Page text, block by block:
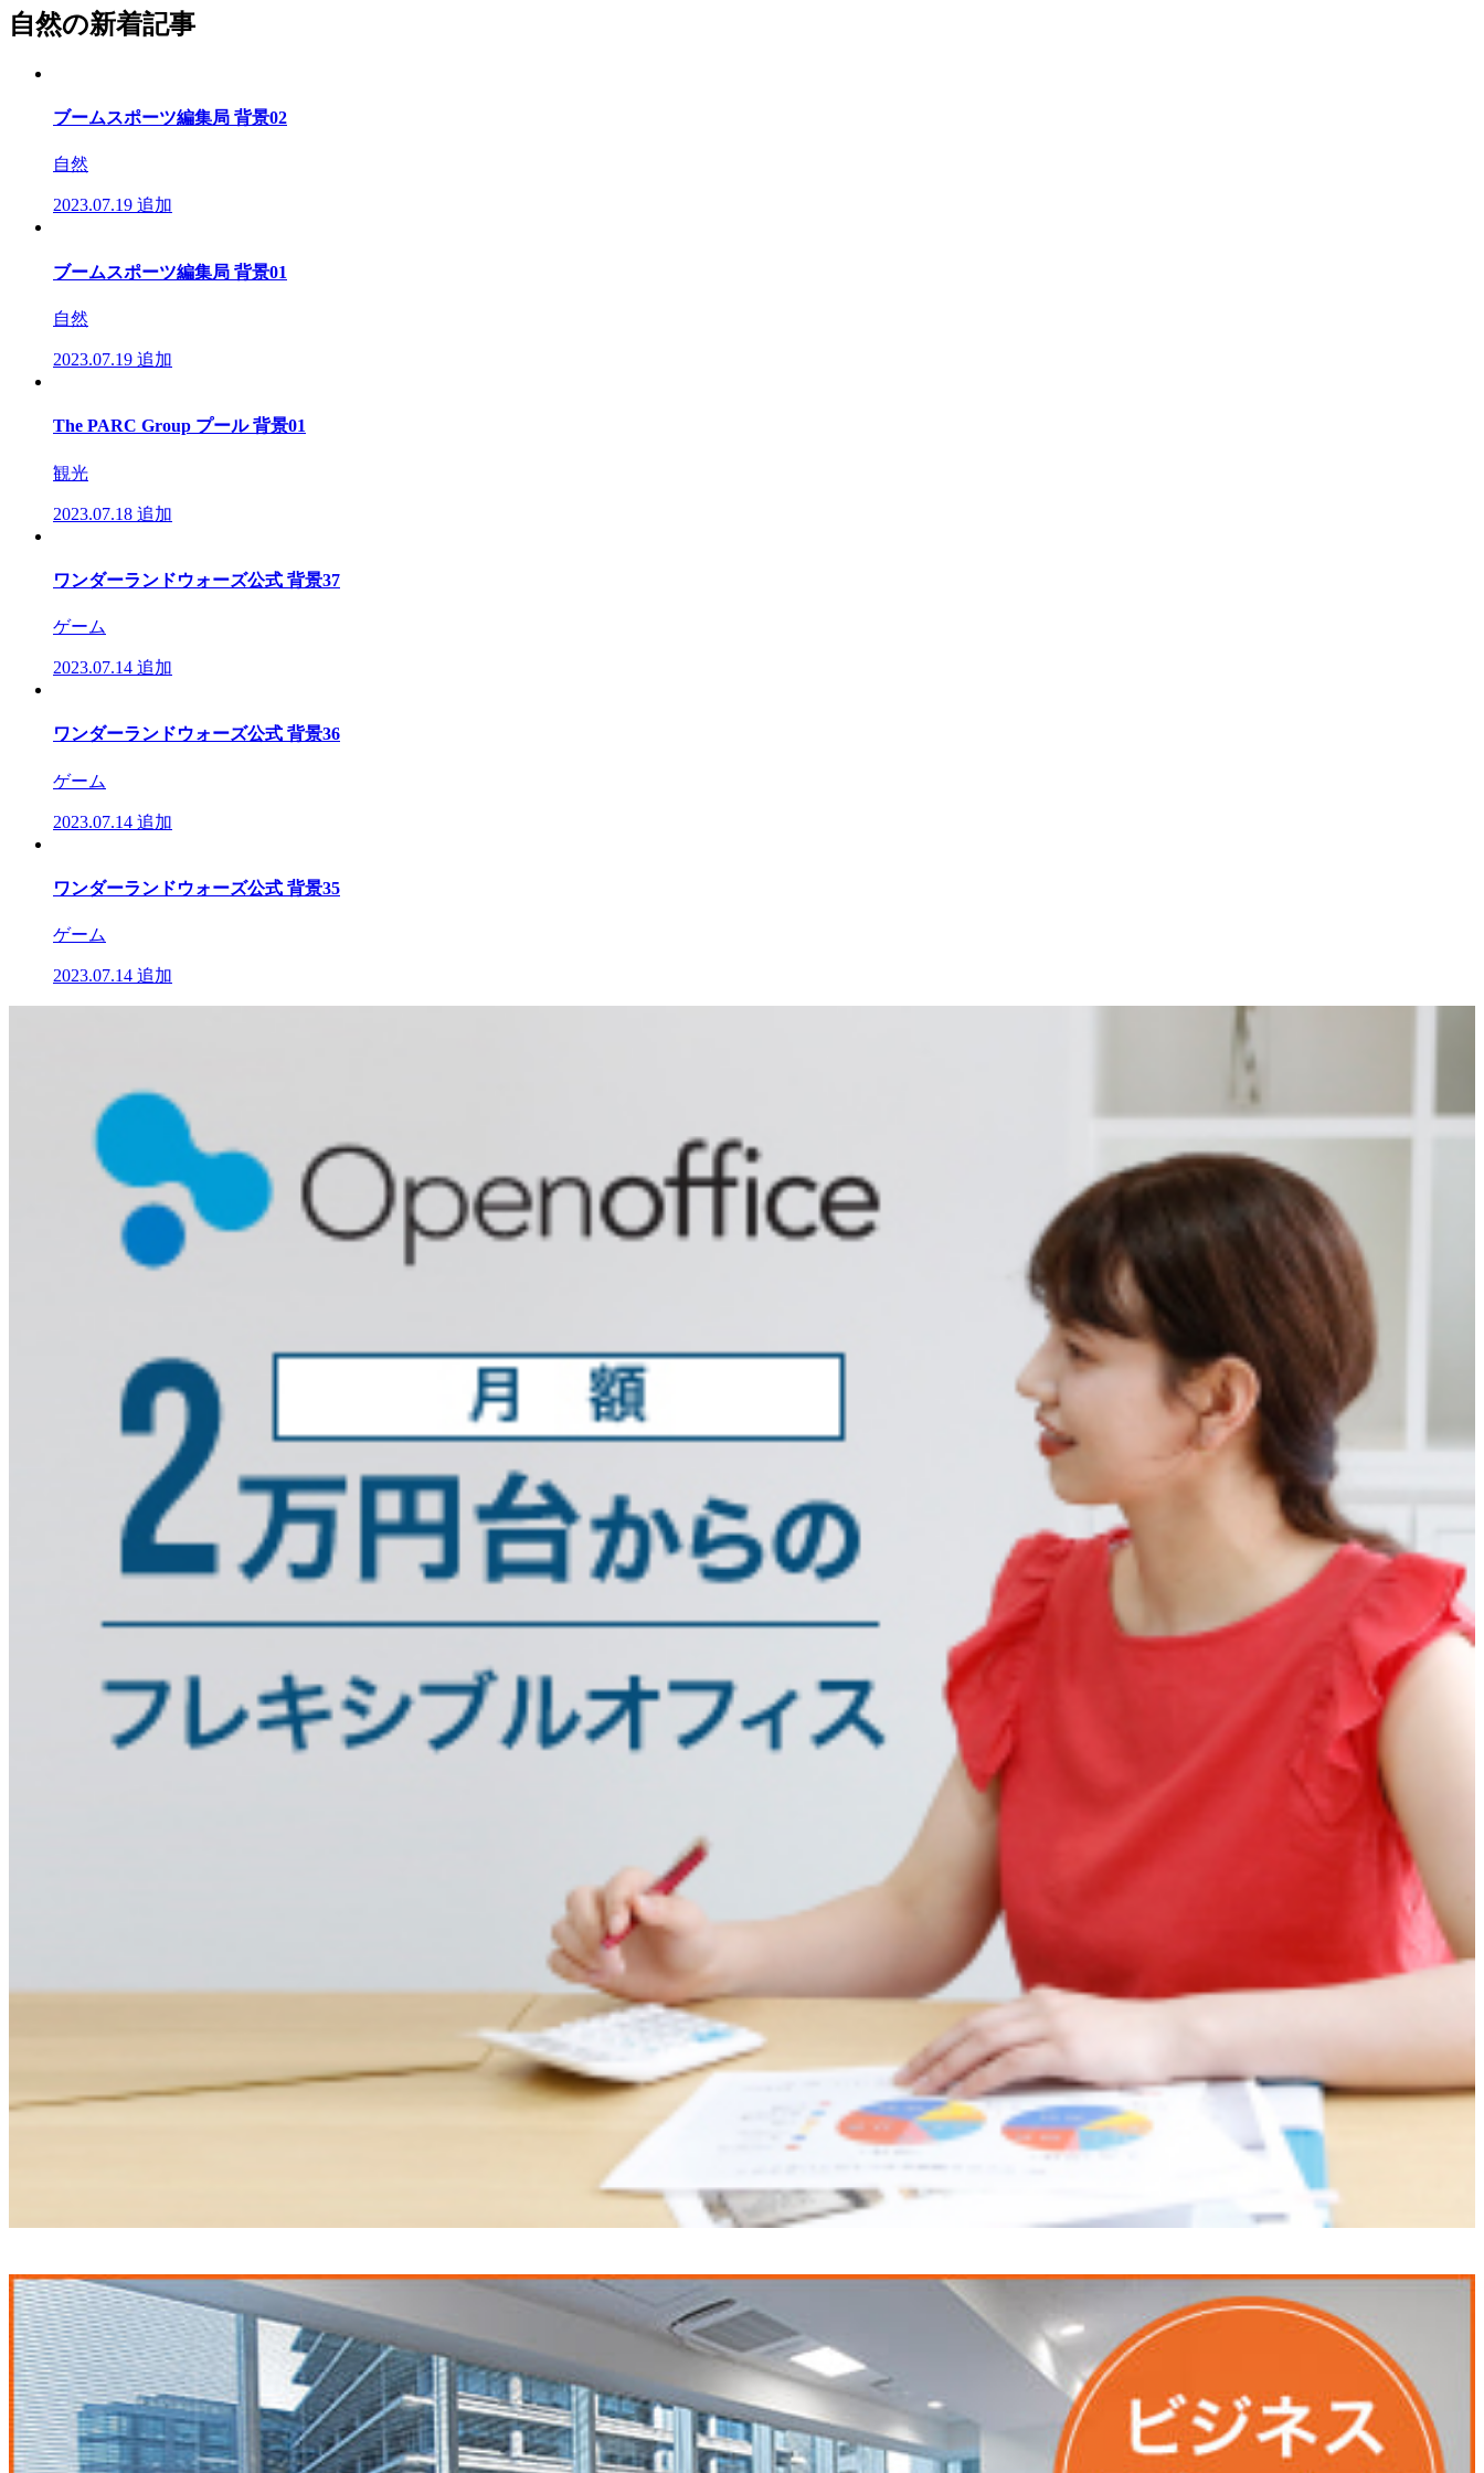
自然の新着記事
ブームスポーツ編集局 背景02
自然
2023.07.19 追加
ブームスポーツ編集局 背景01
自然
2023.07.19 追加
The PARC Group プール 背景01
観光
2023.07.18 追加
ワンダーランドウォーズ公式 背景37
ゲーム
2023.07.14 追加
ワンダーランドウォーズ公式 背景36
ゲーム
2023.07.14 追加
ワンダーランドウォーズ公式 背景35
ゲーム
2023.07.14 追加